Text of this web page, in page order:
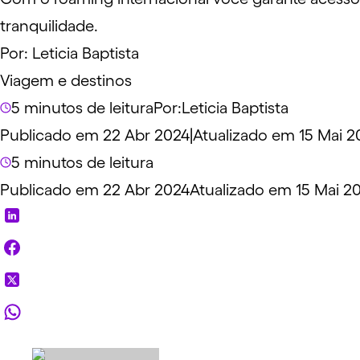
tranquilidade.
Por: Leticia Baptista
Viagem e destinos
5 minutos de leituraPor:Leticia Baptista
Publicado em 22 Abr 2024Atualizado em 15 Mai
5 minutos de leitura
Publicado em 22 Abr 2024Atualizado em 15 Mai